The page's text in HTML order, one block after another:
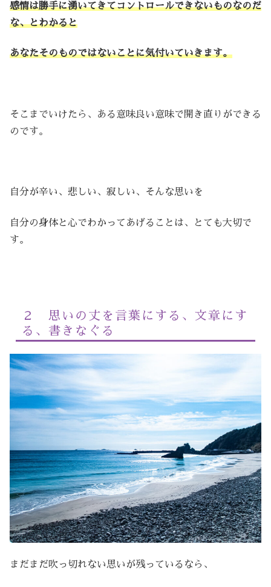
感情は勝手に湧いてきてコントロールできないものなのだ
な、とわかると
あなたそのものではないことに気付いていきます。
そこまでいけたら、ある意味良い意味で開き直りができる
のです。
自分が辛い、悲しい、寂しい、そんな思いを
自分の身体と心でわかってあげることは、とても大切で
す。
２ 思いの丈を言葉にする、文章にす
る、書きなぐる
まだまだ吹っ切れない思いが残っているなら、